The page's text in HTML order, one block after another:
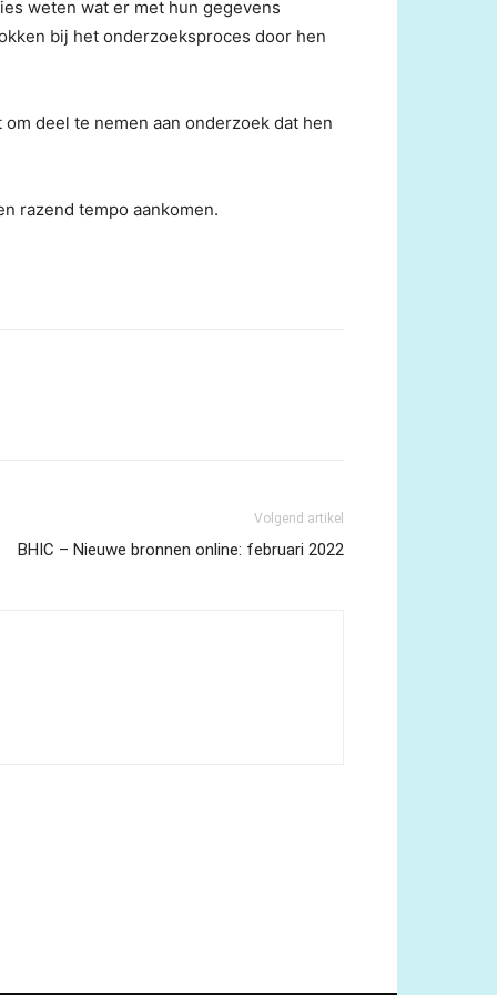
weten wat er met hun gegevens
bij het onderzoeksproces door hen
deel te nemen aan onderzoek dat hen
razend tempo aankomen.
Volgend artikel
BHIC – Nieuwe bronnen online: februari 2022